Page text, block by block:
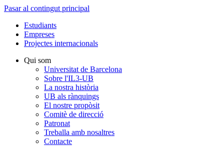
Pasar al contingut principal
Estudiants
Empreses
Projectes internacionals
Qui som
Universitat de Barcelona
Sobre l'IL3-UB
La nostra història
UB als rànquings
El nostre propòsit
Comitè de direcció
Patronat
Treballa amb nosaltres
Contacte